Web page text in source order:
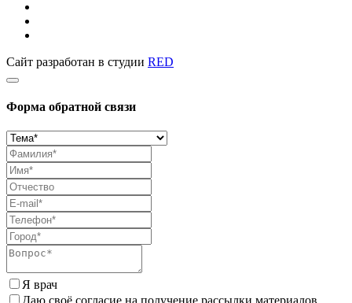
Сайт разработан в студии RED
Форма обратной связи
Я врач